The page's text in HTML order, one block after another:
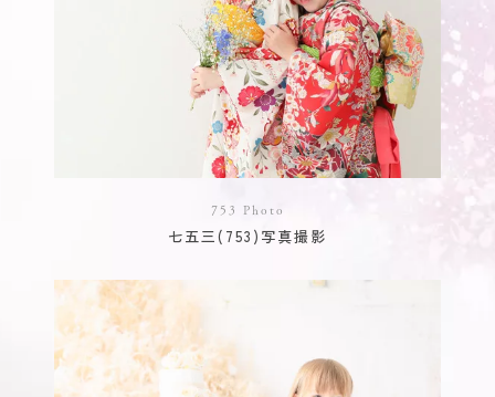
753 Photo
七五三(753)写真撮影